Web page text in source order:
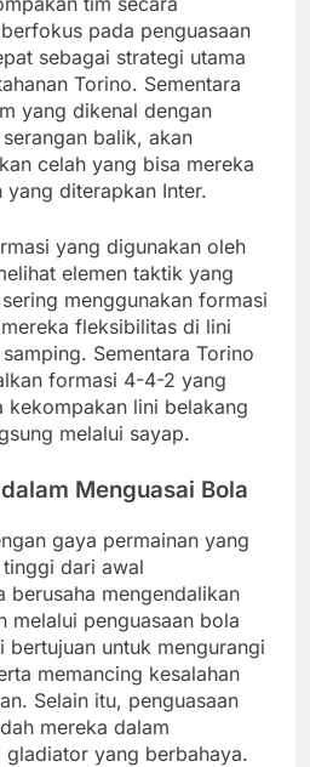
pada penguasaan
sebagai strategi utama
Torino. Sementara
yang dikenal dengan
balik, akan
celah yang bisa mereka
diterapkan Inter.
yang digunakan oleh
elemen taktik yang
menggunakan formasi
fleksibilitas di lini
Sementara Torino
formasi 4-4-2 yang
kekompakan lini belakang
melalui sayap.
Menguasai Bola
gaya permainan yang
dari awal
berusaha mengendalikan
melalui penguasaan bola
bertujuan untuk mengurangi
memancing kesalahan
Selain itu, penguasaan
mereka dalam
gladiator yang berbahaya.